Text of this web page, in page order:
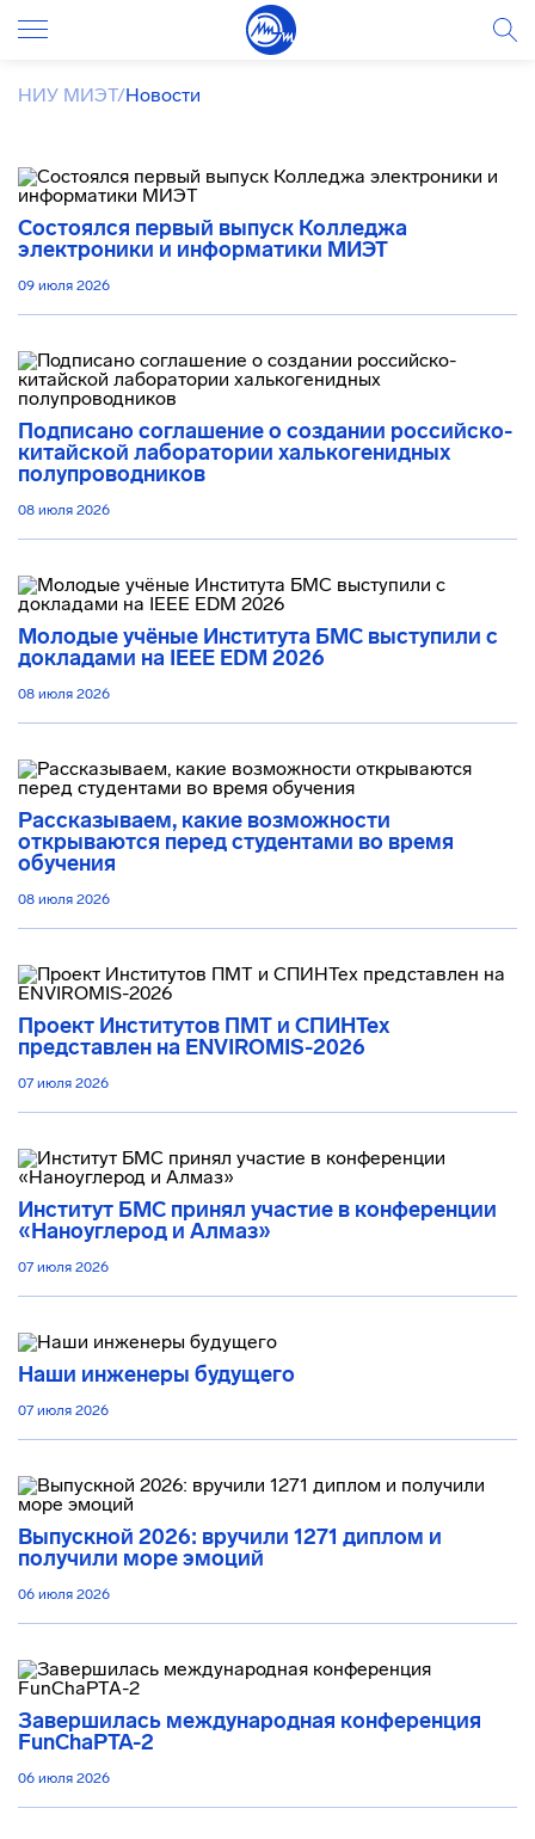
НИУ МИЭТ/Новости
Состоялся первый выпуск Колледжа
электроники и информатики МИЭТ
09 июля 2026
Подписано соглашение о создании российско-
китайской лаборатории халькогенидных
полупроводников
08 июля 2026
Молодые учёные Института БМС выступили с
докладами на IEEE EDM 2026
08 июля 2026
Рассказываем, какие возможности
открываются перед студентами во время
обучения
08 июля 2026
Проект Институтов ПМТ и СПИНТех
представлен на ENVIROMIS-2026
07 июля 2026
Институт БМС принял участие в конференции
«Наноуглерод и Алмаз»
07 июля 2026
Наши инженеры будущего
07 июля 2026
Выпускной 2026: вручили 1271 диплом и
получили море эмоций
06 июля 2026
Завершилась международная конференция
FunChaPTA-2
06 июля 2026